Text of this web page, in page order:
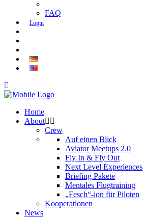
FAQ
Login
Home
About
Crew
Auf einen Blick
Aviator Meetups 2.0
Fly In & Fly Out
Next Level Experiences
Briefing Pakete
Mentales Flugtraining
„Fesch“-ion für Piloten
Kooperationen
News